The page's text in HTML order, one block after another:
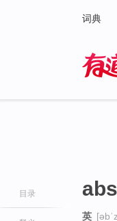
词典
目录
英